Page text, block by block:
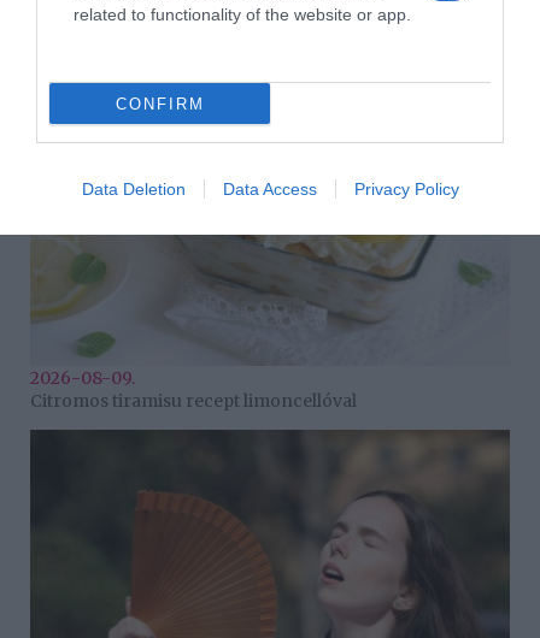
related to functionality of the website or app.
CONFIRM
Data Deletion Data Access Privacy Policy
HASONLÓ BEJEGYZÉSEK
2026-08-09.
Citromos tiramisu recept limoncellóval